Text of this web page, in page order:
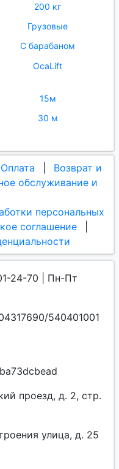
200 кг
Грузовые
С барабаном
OcaLift
15м
30 м
Оплата
Возврат и
обслуживание и
персональных
соглашение
24-70 | Пн-Пт
540401001
проезд, д. 2, стр.
улица, д. 25